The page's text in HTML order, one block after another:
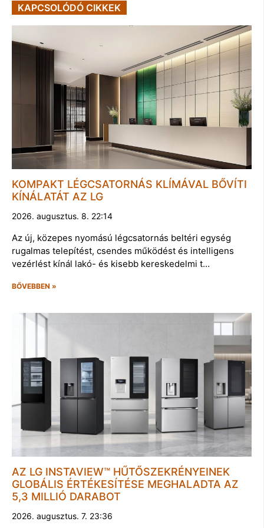
KAPCSOLÓDÓ CIKKEK
KOMPAKT LÉGCSATORNÁS KLÍMÁVAL BŐVÍTI
KÍNÁLATÁT AZ LG
2026. augusztus. 8. 22:14
Az új, közepes nyomású légcsatornás beltéri egység
rugalmas telepítést, csendes működést és intelligens
vezérlést kínál lakó- és kisebb kereskedelmi t…
BŐVEBBEN »
AZ LG INSTAVIEW™ HŰTŐSZEKRÉNYEINEK
GLOBÁLIS ÉRTÉKESÍTÉSE MEGHALADTA AZ
5,3 MILLIÓ DARABOT
2026. augusztus. 7. 23:36